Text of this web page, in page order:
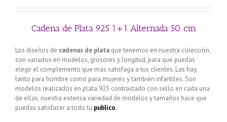
Cadena de Plata 925 1+1 Alternada 50 cm
Los diseños de cadenas de plata que tenemos en nuestra colección,
son variados en modelos, grosores y longitud, para que puedas
elegir el complemento que mas satisfaga a tus clientes. Las hay,
tanto para hombre como para mujeres y también infantiles. Son
modelos realizados en plata 925 contrastado con sello en cada una
de ellas, nuestra extensa variedad de modelos y tamaños hace que
puedas satisfacer a todo tu publico.